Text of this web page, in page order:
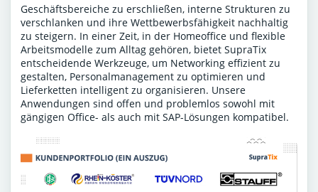
Geschäftsbereiche zu erschließen, interne Strukturen zu
verschlanken und ihre Wettbewerbsfähigkeit nachhaltig
zu steigern. In einer Zeit, in der Homeoffice und flexible
Arbeitsmodelle zum Alltag gehören, bietet SupraTix
entscheidende Werkzeuge, um Networking effizient zu
gestalten, Personalmanagement zu optimieren und
Lieferketten intelligent zu organisieren. Unsere
Anwendungen sind offen und problemlos sowohl mit
gängigen Office- als auch mit SAP-Lösungen kompatibel.